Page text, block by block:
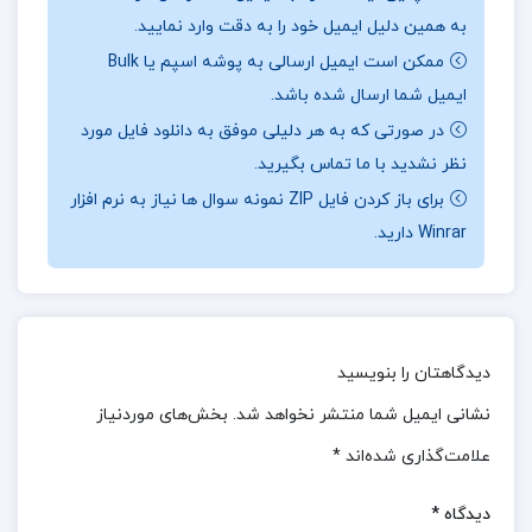
می‌پردازد که هر یک از این بخش‌ها دارای اهمیت ویژه‌ای
در فهم عمیق‌تر و جامع‌تر از این موضوع است.توضیح
بنیادین مفاهیم مرتبط با تربیت اسلامی اختصاص دارد.در
این قسمت، ماهیت و اصول پایه‌ای تربیت اسلامی به طور
دقیق تبیین می‌شود و تلاش می‌شود تا با ارائه تعاریف
روشن و مستند، چارچوب نظری روشنی برای خوانندگان
ایجاد شود.این مباحث به درک بهتر فلسفه و اهداف
تربیتی اسلام کمک می‌کند و به عنوان پایه‌ای برای
کتاب را به منبعی ارزشمند برای پژوهشگران، مربیان و
علاقه‌مندان به مباحث تربیتی تبدیل کرده است و راهنمایی
عملی و نظری برای بهبود فرآیندهای تربیتی در جامعه
به همین دلیل ایمیل خود را به دقت وارد نمایید.
ممکن است ایمیل ارسالی به پوشه اسپم یا Bulk
ایمیل شما ارسال شده باشد.
در صورتی که به هر دلیلی موفق به دانلود فایل مورد
نظر نشدید با ما تماس بگیرید.
برای باز کردن فایل ZIP نمونه سوال ها نیاز به نرم افزار
Winrar دارید.
دیدگاهتان را بنویسید
نشانی ایمیل شما منتشر نخواهد شد. بخش‌های موردنیاز
علامت‌گذاری شده‌اند *
دیدگاه *